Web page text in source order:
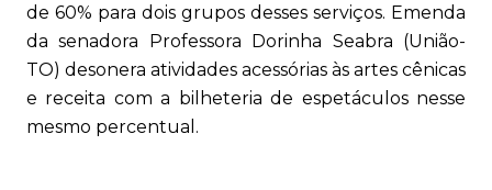
de 60% para dois grupos desses serviços. Emenda
da senadora Professora Dorinha Seabra (União-
TO) desonera atividades acessórias às artes cênicas
e receita com a bilheteria de espetáculos nesse
mesmo percentual.